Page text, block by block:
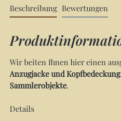
Beschreibung Bewertungen
Wir beiten Ihnen hier einen
Anzugjacke und Kopfbedeckung
Sammlerobjekte.
Details